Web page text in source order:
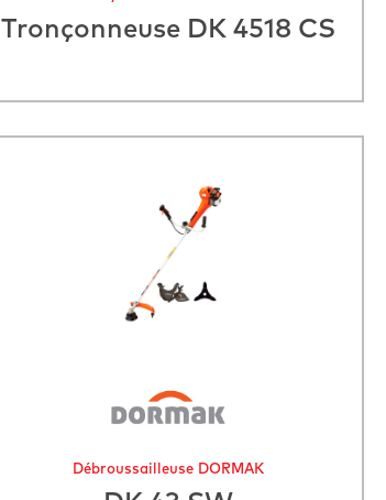
Tronçonneuse DK 4518 CS
Débroussailleuse DORMAK